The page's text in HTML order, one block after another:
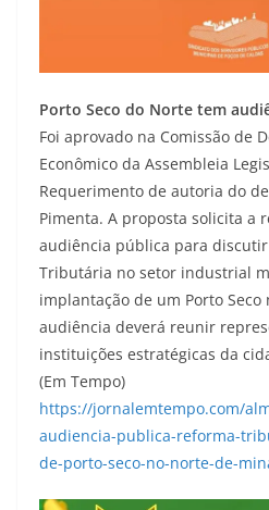
Porto Seco do Norte tem
Foi aprovado na Comissão de
Econômico da Assembleia
Requerimento de autoria do
Pimenta. A proposta solicita a
audiência pública para
Tributária no setor industrial
implantação de um Porto
audiência deverá reunir
instituições estratégicas da
(Em Tempo)
https://jornalemtempo.com/
audiencia-publica-reforma-
de-porto-seco-no-norte-de-